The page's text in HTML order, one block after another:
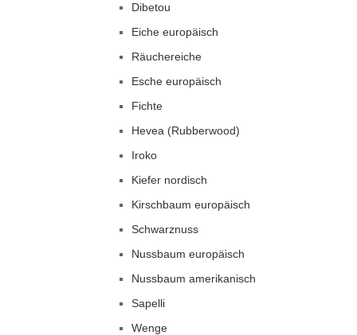
Dibetou
Eiche europäisch
Räuchereiche
Esche europäisch
Fichte
Hevea (Rubberwood)
Iroko
Kiefer nordisch
Kirschbaum europäisch
Schwarznuss
Nussbaum europäisch
Nussbaum amerikanisch
Sapelli
Wenge